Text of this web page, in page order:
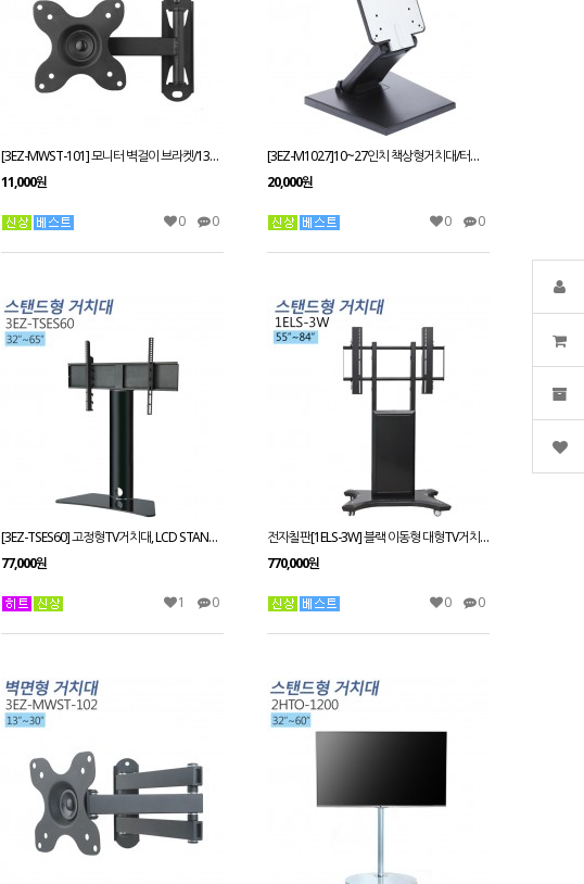
[3EZ-MWST-101] 모니터 벽걸이 브라켓/13인치~30인치
11,000원
0 0
[3EZ-M1027]10~27인치 책상형거치대/터치모니터 스탠드거치대/회전/틸트/피벗/엘레베이션 가능
20,000원
0 0
[3EZ-TSES60] 고정형TV거치대, LCD STAND,티비다이32~65인치 적용 VESA 최대:W600xH400mm
77,000원
1 0
전자칠판[1ELS-3W] 블랙 이동형 대형TV거치대 견고하고 어느곳이나 사용하기 편리한 구조
770,000원
0 0